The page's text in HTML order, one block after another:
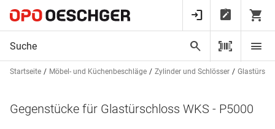
Startseite Möbel- und Küchenbeschläge Zylinder und Schlösser
Gegenstücke für Glastürschloss WKS - P5000